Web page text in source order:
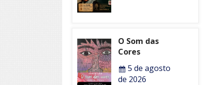
O Som das
Cores
5 de agosto
de 2026